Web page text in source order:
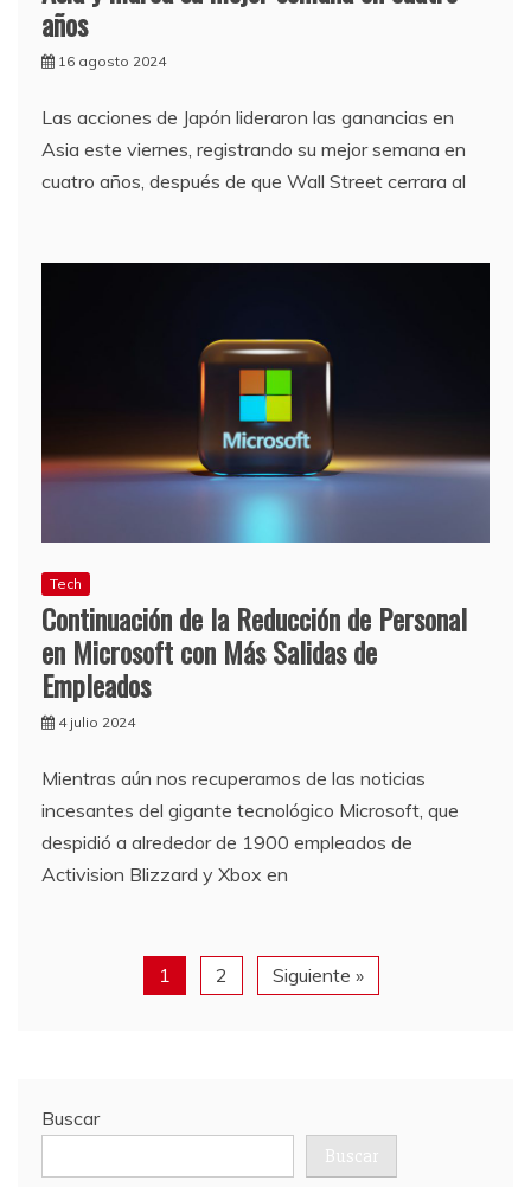
años
16 agosto 2024
Las acciones de Japón lideraron las ganancias en
Asia este viernes, registrando su mejor semana en
cuatro años, después de que Wall Street cerrara al
Tech
Continuación de la Reducción de Personal
en Microsoft con Más Salidas de
Empleados
4 julio 2024
Mientras aún nos recuperamos de las noticias
incesantes del gigante tecnológico Microsoft, que
despidió a alrededor de 1900 empleados de
Activision Blizzard y Xbox en
1 2 Siguiente »
Buscar
Buscar